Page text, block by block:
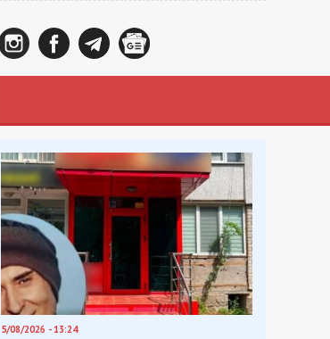
5/08/2026 - 13:24